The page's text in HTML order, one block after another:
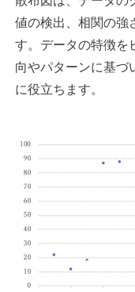
値の検出、相関の強
す。データの特徴を
向やパターンに基づ
に役立ちます。